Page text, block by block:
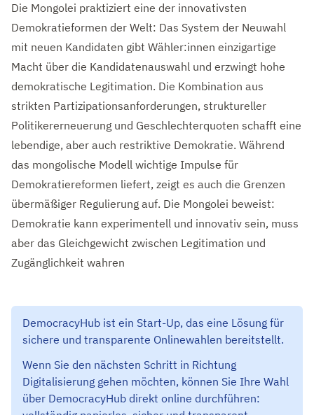
Die Mongolei praktiziert eine der innovativsten
Demokratieformen der Welt: Das System der Neuwahl
mit neuen Kandidaten gibt Wähler:innen einzigartige
Macht über die Kandidatenauswahl und erzwingt hohe
demokratische Legitimation. Die Kombination aus
strikten Partizipationsanforderungen, struktureller
Politikererneuerung und Geschlechterquoten schafft eine
lebendige, aber auch restriktive Demokratie. Während
das mongolische Modell wichtige Impulse für
Demokratiereformen liefert, zeigt es auch die Grenzen
übermäßiger Regulierung auf. Die Mongolei beweist:
Demokratie kann experimentell und innovativ sein, muss
aber das Gleichgewicht zwischen Legitimation und
Zugänglichkeit wahren
DemocracyHub ist ein Start-Up, das eine Lösung für
sichere und transparente Onlinewahlen bereitstellt.
Wenn Sie den nächsten Schritt in Richtung
Digitalisierung gehen möchten, können Sie Ihre Wahl
über DemocracyHub direkt online durchführen: